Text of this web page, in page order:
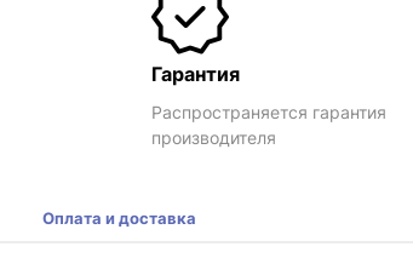
Гарантия
Распространяется гарантия
производителя
Оплата и доставка